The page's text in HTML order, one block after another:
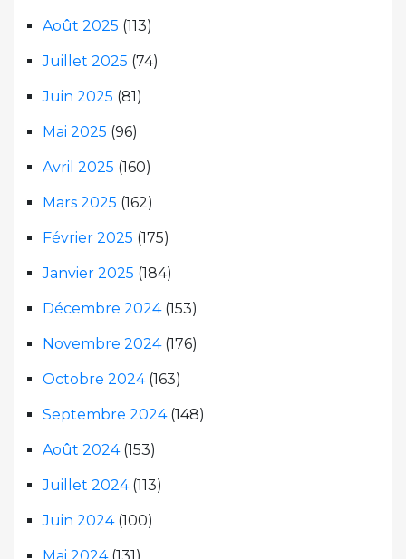
Août 2025 (113)
Juillet 2025 (74)
Juin 2025 (81)
Mai 2025 (96)
Avril 2025 (160)
Mars 2025 (162)
Février 2025 (175)
Janvier 2025 (184)
Décembre 2024(153)
Novembre 2024(176)
Octobre 2024(163)
Septembre 2024(148)
Août 2024(153)
Juillet 2024(113)
Juin 2024(100)